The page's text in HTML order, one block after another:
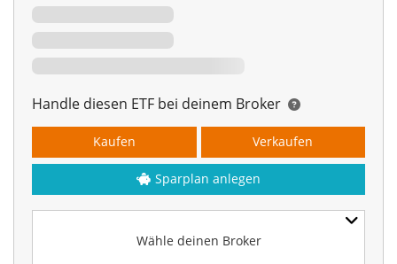
Handle diesen ETF bei deinem Broker
Wähle deinen Broker
Kaufen Verkaufen
Sparplan anlegen